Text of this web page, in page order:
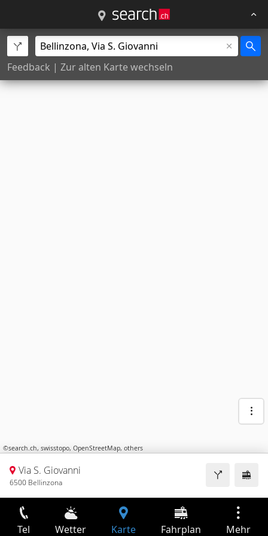
Feedback | Zur alten Karte wechseln
©search.ch, swisstopo, OpenStreetMap, others
Via S. Giovanni
6500 Bellinzona
Tel Wetter Karte Fahrplan Mehr